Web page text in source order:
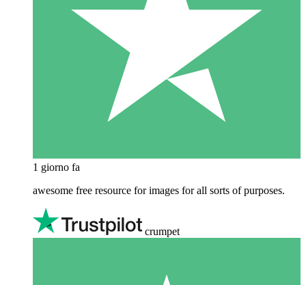
1 giorno fa
awesome free resource for images for all sorts of purposes.
crumpet